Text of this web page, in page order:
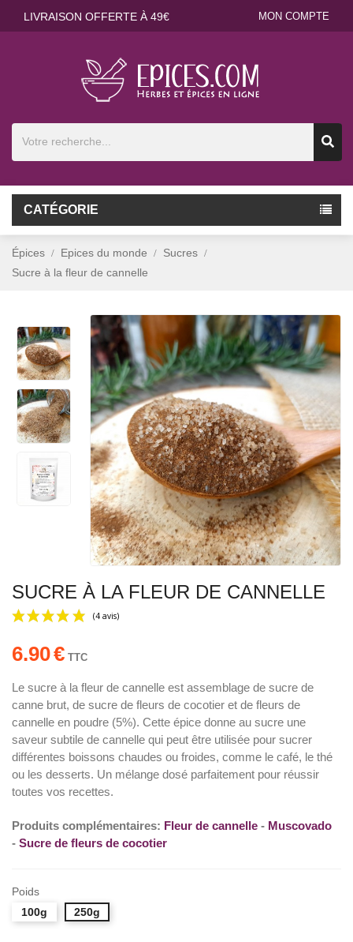
LIVRAISON OFFERTE À 49€ MON COMPTE
CATÉGORIE
Épices Epices du monde
Sucres
Sucre à la fleur de cannelle
SUCRE À LA FLEUR DE CANNELLE
(4 avis)
6.90€ TTC
Le sucre à la fleur de cannelle est assemblage de sucre de
canne brut, de sucre de fleurs de cocotier et de fleurs de
cannelle en poudre (5%). Cette épice donne au sucre une
saveur subtile de cannelle qui peut être utilisée pour sucrer
différentes boissons chaudes ou froides, comme le café, le thé
ou les desserts. Un mélange dosé parfaitement pour réussir
toutes vos recettes.
Produits complémentaires: Fleur de cannelle - Muscovado
- Sucre de fleurs de cocotier
Poids
100g
250g